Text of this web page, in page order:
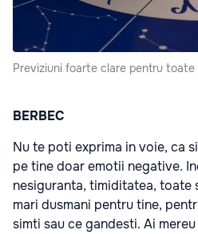
Previziuni foarte clare pentru toate
BERBEC
Nu te poti exprima in voie, ca
pe tine doar emotii negative.
nesiguranta, timiditatea, toate
mari dusmani pentru tine,
simti sau ce gandesti. Ai